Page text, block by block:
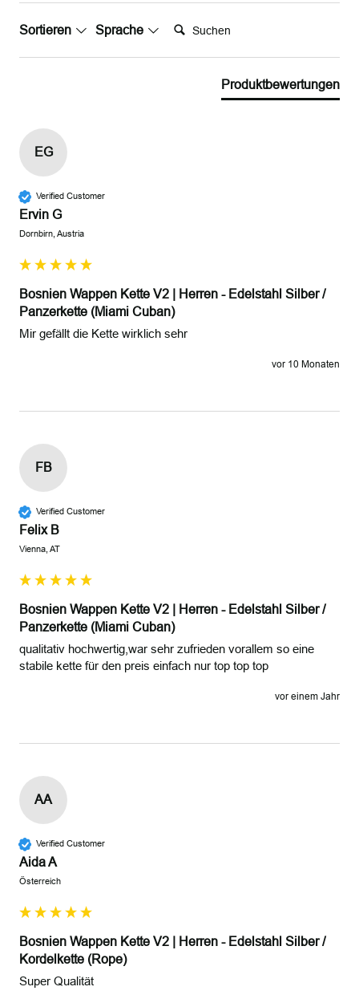
Sortieren Sprache Suchen:
Produktbewertungen
EG
Verified Customer
Ervin G
Dornbirn, Austria
Bosnien Wappen Kette V2 | Herren - Edelstahl Silber /
Panzerkette (Miami Cuban)
Mir gefällt die Kette wirklich sehr
vor 10 Monaten
FB
Verified Customer
Felix B
Vienna, AT
Bosnien Wappen Kette V2 | Herren - Edelstahl Silber /
Panzerkette (Miami Cuban)
qualitativ hochwertig,war sehr zufrieden vorallem so eine
stabile kette für den preis einfach nur top top top
vor einem Jahr
AA
Verified Customer
Aida A
Österreich
Bosnien Wappen Kette V2 | Herren - Edelstahl Silber /
Kordelkette (Rope)
Super Qualität